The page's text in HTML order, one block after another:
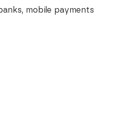
mobile payments